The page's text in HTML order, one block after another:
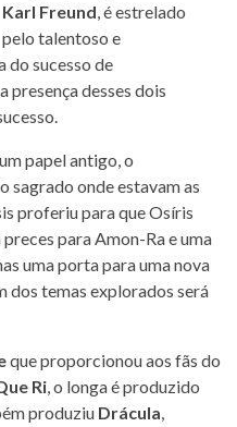
Karl Freund, é estrelado
pelo talentoso e
do sucesso de
presença desses dois
papel antigo, o
sagrado onde estavam as
proferiu para que Osíris
para Amon-Ra e uma
uma porta para uma nova
dos temas explorados será
que proporcionou aos fãs do
Ri, o longa é produzido
produziu Drácula,